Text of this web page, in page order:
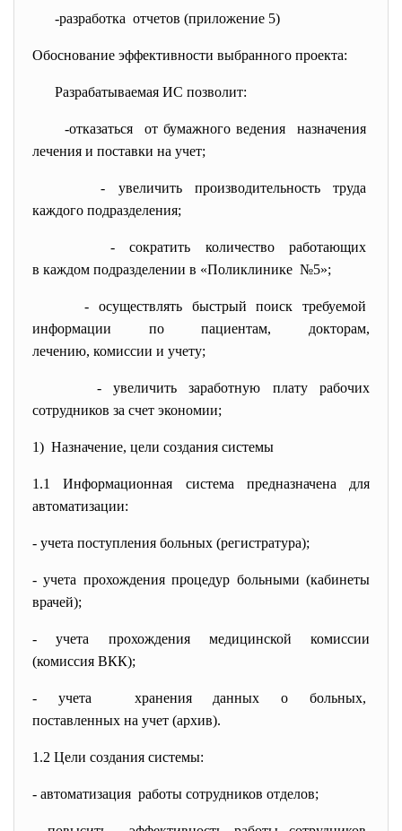
-разработка отчетов (приложение 5)
Обоснование эффективности выбранного проекта:
Разрабатываемая ИС позволит:
-отказаться от бумажного веденияназначения
лечения и поставки на учет;
- увеличить производительность труда
каждого подразделения;
- сократить количество работающих
в каждом подразделении в «Поликлинике №5»;
- осуществлять быстрый поисктребуемой
информации по пациентам, докторам,
лечению, комиссии и учету;
- увеличить заработную плату рабочих
сотрудников за счет экономии;
1) Назначение, цели создания системы
1.1 Информационная система предназначена для
автоматизации:
- учета поступления больных (регистратура);
- учета прохождения процедур больными (кабинеты
врачей);
- учета прохождения медицинской комиссии
(комиссия ВКК);
- учета хранения данных о больных,
поставленных на учет (архив).
1.2 Цели создания системы:
- автоматизация работы сотрудников отделов;